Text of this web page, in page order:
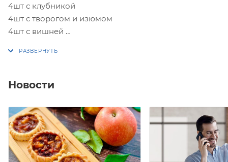
4шт с клубникой
4шт с творогом и изюмом
4шт с вишней
сдобного теста!
Вес коробки: 800-850 гр
250,1 кКал/100 гр
Новости